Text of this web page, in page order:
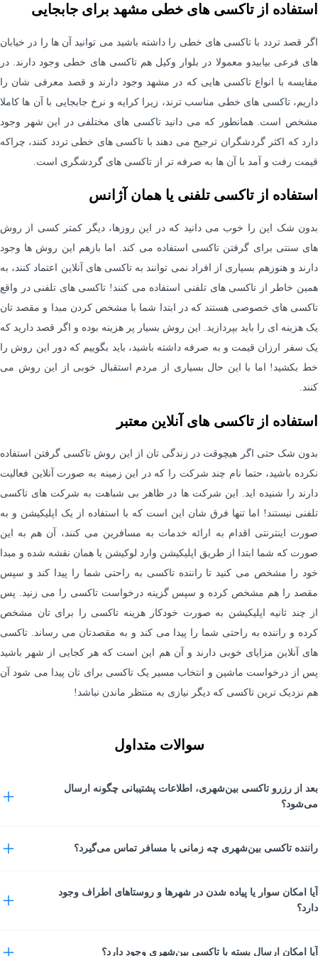
استفاده از تاکسی های خطی مشهد برای جابجایی
اگر قصد تردد با تاکسی های خطی را داشته باشید می توانید آن ها را در خیابان
های فرعی بیابیدو معمولا در بلوار وکیل هم تاکسی های خطی وجود دارند. در
مقایسه با انواع تاکسی هایی که در مشهد وجود دارند و قصد معرفی شان را
داریم، تاکسی های خطی مناسب ترند، زیرا کرایه و نرخ جابجایی با آن ها کاملا
مشخص است. همانطور که می دانید تاکسی های مختلفی در این شهر وجود
دارد که اکثر گردشگران ترجیح می دهند با تاکسی های خطی تردد کنند، چراکه
قیمت رفت و آمد با آن ها به صرفه تر از تاکسی های گردشگری است.
استفاده از تاکسی تلفنی یا همان آژانس
بدون شک این را خوب می دانید که در این روزها، دیگر کمتر کسی از روش
های سنتی برای گرفتن تاکسی استفاده می کند. اما بازهم این روش ها وجود
دارند و هنوزهم بسیاری از افراد نمی توانند به تاکسی های آنلاین اعتماد کنند، به
همین خاطر از تاکسی های تلفنی استفاده می کنند! تاکسی های تلفنی در واقع
تاکسی های خصوصی هستند که در ابتدا شما با مشخص کردن مبدا و مقصد تان
یک هزینه ای را باید بپردازید. این روش بسیار پر هزینه بوده و اگر قصد دارید که
یک سفر ارزان قیمت و به صرفه داشته باشید، باید بگوییم که دور این روش را
خط بکشید! اما با این حال بسیاری از مردم استقبال خوبی از این روش می
کنند.
استفاده از تاکسی های آنلاین معتبر
بدون شک حتی اگر هیچوقت در زندگی تان از این روش تاکسی گرفتن استفاده
نکرده باشید، حتما نام چند شرکت را که در این زمینه به صورت آنلاین فعالیت
دارند را شنیده اید. این شرکت ها در ظاهر بی شباهت به شرکت های تاکسی
تلفنی نیستند! اما تنها فرق شان این است که با استفاده از یک اپلیکیشن و به
صورت اینترنتی اقدام به ارائه خدمات به مسافرین می کنند، آن هم به این
صورت که شما ابتدا از طریق اپلیکیشن وارد لوکیشن یا همان نقشه شده و مبدا
خود را مشخص می کنید تا راننده تاکسی به راحتی شما را پیدا کند و سپس
مقصد را هم مشخص کرده و سپس گزینه درخواست تاکسی را می زنید. پس
از چند ثانیه اپلیکیشن به صورت خودکار هزینه تاکسی را برای تان مشخص
کرده و راننده به راحتی شما را پیدا می کند و به مقصدتان می رساند. تاکسی
های آنلاین مزایای خوبی دارند و آن هم این است که هر کجایی از شهر باشید
پس از درخواست ماشین و انتخاب مسیر یک تاکسی برای تان پیدا می شود آن
هم نزدیک ترین تاکسی که دیگر نیازی به منتظر ماندن نباشد!
سوالات متداول
بعد از رزرو تاکسی بین‌شهری، اطلاعات پشتیبانی چگونه ارسال
می‌شود؟
طریق پیامک برای شما ارسال می‌شود تا در طول سفر امکان پیگیری و
راننده تاکسی بین‌شهری چه زمانی با مسافر تماس می‌گیرد؟
جزئیات سفر با شما تماس خواهد گرفت. برای سفرهای بامدادی، تماس راننده
حداکثر تا ساعت ۲۰ روز قبل انجام می‌شود.
آیا امکان سوار یا پیاده شدن در شهرها و روستاهای اطراف وجود
دارد؟
شدن در شهرها و روستاهای اطراف مبدا و مقصد وجود دارد. هزینه این خدمات
آیا امکان ارسال بسته با تاکسی بین‌شهری وجود دارد؟